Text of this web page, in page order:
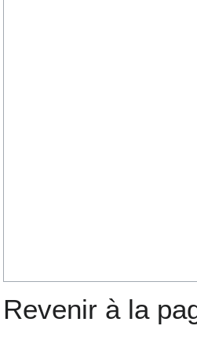
Revenir à la